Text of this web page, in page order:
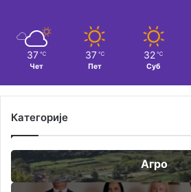
37 ℃
Чет
37 ℃
Пет
32 ℃
Суб
Категорије
Агро